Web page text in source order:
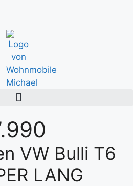
VW Bulli T6
LANG